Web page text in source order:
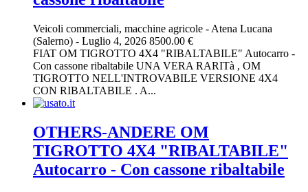
Veicoli commerciali, macchine agricole - Atena Lucana
(Salerno) - Luglio 4, 2026 8500.00 €
FIAT OM TIGROTTO 4X4 "RIBALTABILE" Autocarro -
Con cassone ribaltabile UNA VERA RARITà , OM
TIGROTTO NELL'INTROVABILE VERSIONE 4X4
CON RIBALTABILE . A...
OTHERS-ANDERE OM
TIGROTTO 4X4 "RIBALTABILE"
Autocarro - Con cassone ribaltabile